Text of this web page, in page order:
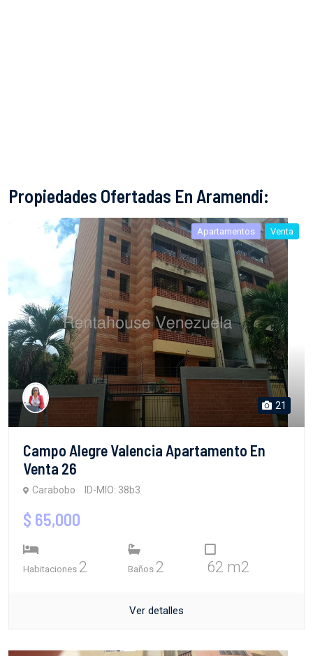
Propiedades Ofertadas En Aramendi:
Apartamentos Venta
21
Campo Alegre Valencia Apartamento En
Venta 26
Carabobo ID-MIO: 38b3
$ 65,000
Habitaciones 2 Baños 2 62 m2
Ver detalles